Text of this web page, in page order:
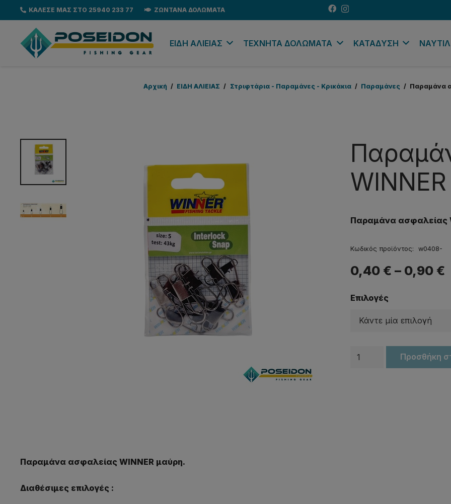
ΚΑΛΕΣΕ ΜΑΣ ΣΤΟ 25940 233 77 ΖΩΝΤΑΝΑ ΔΟΛΩΜΑΤΑ
EΙΔΗ ΑΛΙΕΙΑΣ ΤΕΧΝΗΤΑ ΔΟΛΩΜΑΤΑ ΚΑΤΑΔΥΣΗ
Αρχική / EΙΔΗ ΑΛΙΕΙΑΣ / Στριφτάρια - Παραμάνες - Κρικάκια / Παραμάνες / Παραμάνα
Παραμάνα ασφαλείας
Κωδικός προϊόντος: w0408-
0,40 € – 0,90 €
Επιλογές
Παραμάνα
ασφαλείας
Προσθήκη
Παραμάνα ασφαλείας WINNER μαύρη.
Διαθέσιμες επιλογές :